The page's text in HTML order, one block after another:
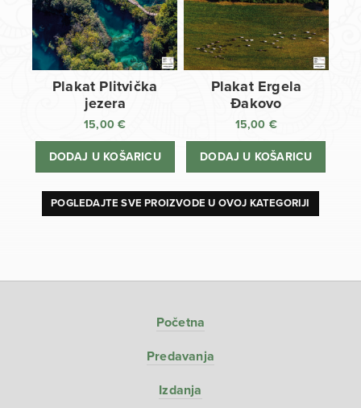
Plakat Plitvička
jezera
15,00€
DODAJ U KOŠARICU
Plakat Ergela
Đakovo
15,00 €
DODAJ U KOŠARICU
POGLEDAJTE SVE PROIZVODE U OVOJ KATEGORIJI
Početna
Predavanja
Izdanja